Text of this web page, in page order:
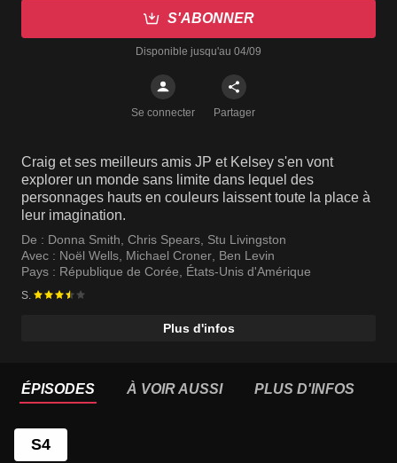
S'ABONNER
Disponible jusqu'au 04/09
Se connecter Partager
Craig et ses meilleurs amis JP et Kelsey s'en vont
explorer un monde sans limite dans lequel des
personnages hauts en couleurs laissent toute la place à
leur imagination.
De : Donna Smith, Chris Spears, Stu Livingston
Avec : Noël Wells, Michael Croner, Ben Levin
Pays : République de Corée, États-Unis d'Amérique
S.
Plus d'infos
ÉPISODES À VOIR AUSSI PLUS D'INFOS
S4